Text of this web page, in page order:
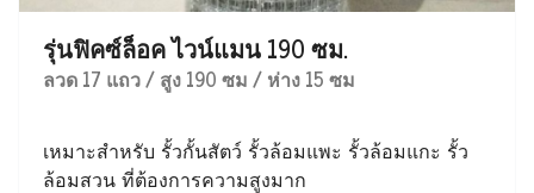
รุ่นฟิคซ์ล็อค ไวน์แมน 190 ซม.
ลวด 17 แถว / สูง 190 ซม / ห่าง 15 ซม
เหมาะสำหรับ รั้วกั้นสัตว์ รั้วล้อมแพะ รั้วล้อมแกะ รั้ว
ล้อมสวน ที่ต้องการความสูงมาก